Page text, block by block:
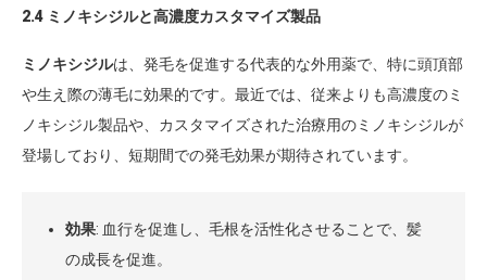
2.4 ミノキシジルと高濃度カスタマイズ製品
ミノキシジルは、発毛を促進する代表的な外用薬で、特に頭頂部
や生え際の薄毛に効果的です。最近では、従来よりも高濃度のミ
ノキシジル製品や、カスタマイズされた治療用のミノキシジルが
登場しており、短期間での発毛効果が期待されています。
効果: 血行を促進し、毛根を活性化させることで、髪
の成長を促進。